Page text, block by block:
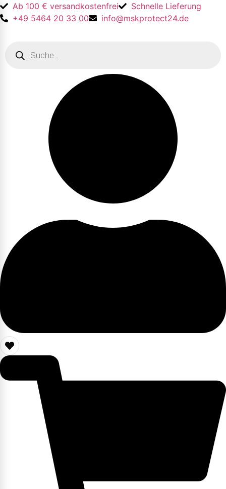
Ab 100 € versandkostenfrei
Schnelle Lieferung
+49 5464 20 33 00
info@mskprotect24.de
search